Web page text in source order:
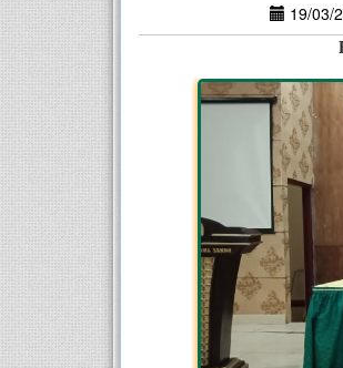
19/03/